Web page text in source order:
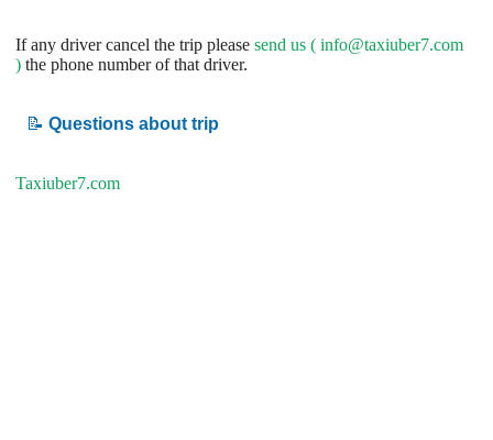
If any driver cancel the trip please send us ( info@taxiuber7.com
) the phone number of that driver.
📝 Questions about trip
Taxiuber7.com